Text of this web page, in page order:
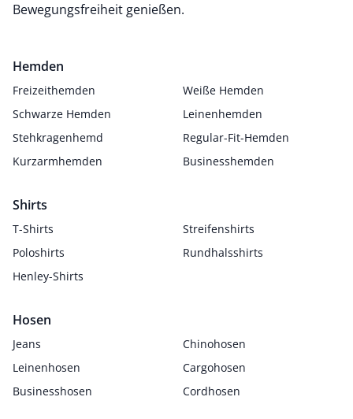
Bewegungsfreiheit genießen.
Hemden
Freizeithemden
Weiße Hemden
Schwarze Hemden
Leinenhemden
Stehkragenhemd
Regular-Fit-Hemden
Kurzarmhemden
Businesshemden
Shirts
T-Shirts
Streifenshirts
Poloshirts
Rundhalsshirts
Henley-Shirts
Hosen
Jeans
Chinohosen
Leinenhosen
Cargohosen
Businesshosen
Cordhosen